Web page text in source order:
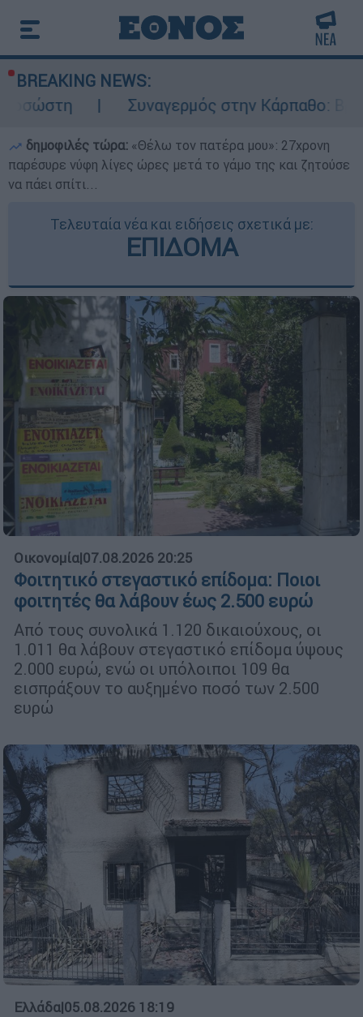
BREAKING NEWS:
Συναγερμός στην Κάρπαθο: Βρέθηκαν παλιά
δημοφιλές τώρα: «Θέλω τον πατέρα μου»: 27χρονη
παρέσυρε νύφη λίγες ώρες μετά το γάμο της και ζητούσε
να πάει σπίτι...
Τελευταία νέα και ειδήσεις σχετικά με:
ΕΠΙΔΟΜΑ
Οικονομία|07.08.2026 20:25
Φοιτητικό στεγαστικό επίδομα: Ποιοι
φοιτητές θα λάβουν έως 2.500 ευρώ
Από τους συνολικά 1.120 δικαιούχους, οι
1.011 θα λάβουν στεγαστικό επίδομα ύψους
2.000 ευρώ, ενώ οι υπόλοιποι 109 θα
εισπράξουν το αυξημένο ποσό των 2.500
ευρώ
Ελλάδα|05.08.2026 18:19